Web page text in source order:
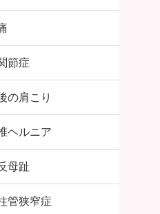
節症
の肩こり
ヘルニア
母趾
管狭窄症